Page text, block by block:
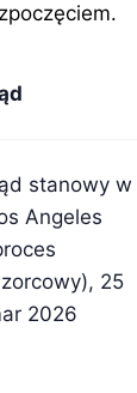
stanowy w
Angeles
25
2026